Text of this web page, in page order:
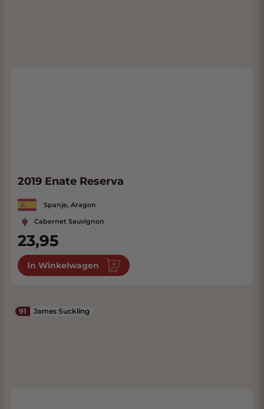
2019 Enate Reserva
Spanje, Aragon
Cabernet Sauvignon
23,95
In Winkelwagen
91 James Suckling